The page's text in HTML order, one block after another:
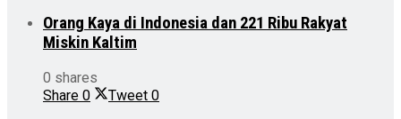
Orang Kaya di Indonesia dan 221 Ribu Rakyat
Miskin Kaltim
0 shares
Share 0 Tweet 0